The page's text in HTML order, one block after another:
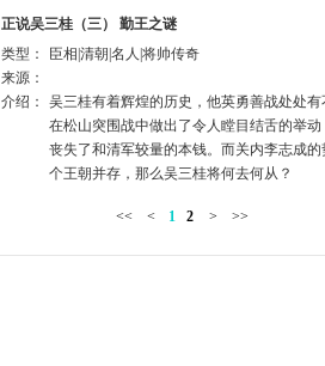
正说吴三桂（三） 勤王之谜
类型：
臣相|清朝|名人|将帅传奇
来源：
介绍：
吴三桂有着辉煌的历史，他英勇善战处处
在松山突围战中做出了令人瞠目结舌的举
丧失了和清军较量的本钱。而关内李志成
个王朝并存，那么吴三桂将何去何从？
<< < 1 2 > >>